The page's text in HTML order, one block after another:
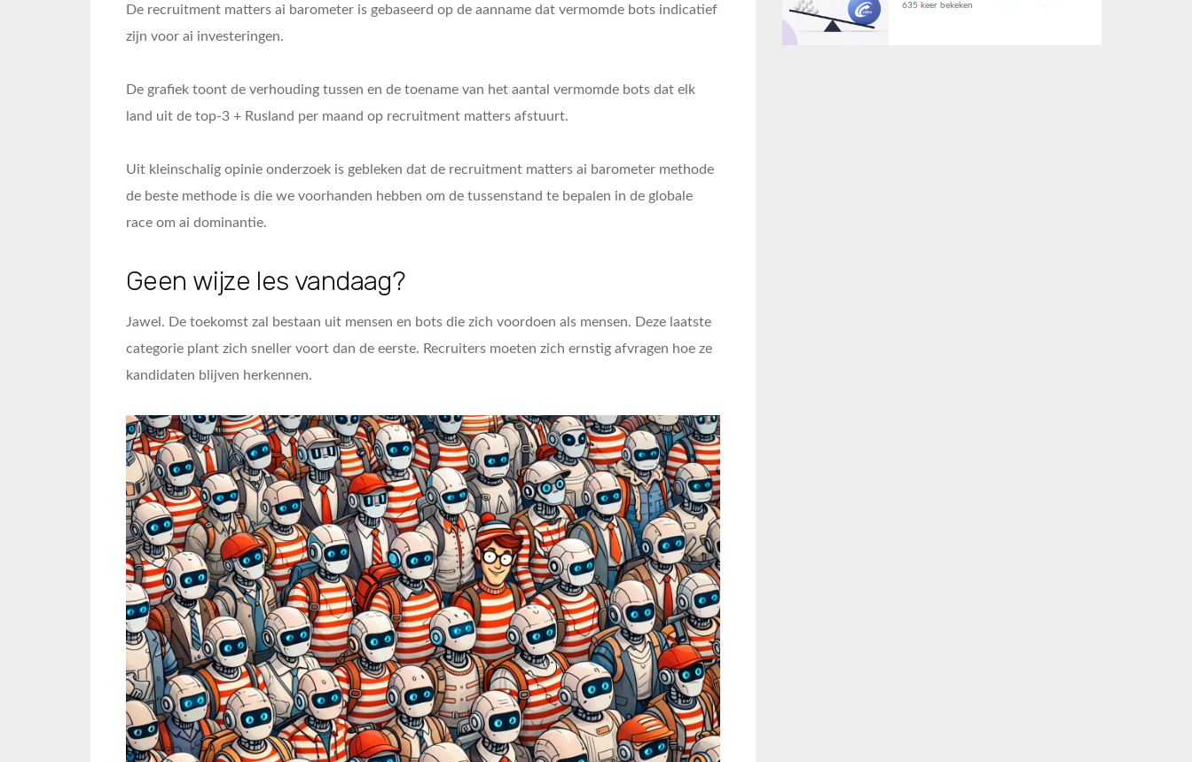
De recruitment matters ai barometer is gebaseerd op de aanname dat vermomde bots indicatief
zijn voor ai investeringen.
De grafiek toont de verhouding tussen en de toename van het aantal vermomde bots dat elk
land uit de top-3 + Rusland per maand op recruitment matters afstuurt.
Uit kleinschalig opinie onderzoek is gebleken dat de recruitment matters ai barometer methode
de beste methode is die we voorhanden hebben om de tussenstand te bepalen in de globale
race om ai dominantie.
Geen wijze les vandaag?
Jawel. De toekomst zal bestaan uit mensen en bots die zich voordoen als mensen. Deze laatste
categorie plant zich sneller voort dan de eerste. Recruiters moeten zich ernstig afvragen hoe ze
kandidaten blijven herkennen.
635 keer bekeken